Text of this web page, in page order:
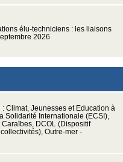
élu-techniciens : les liaisons
2026
: Climat, Jeunesses et Education à
Solidarité Internationale (ECSI),
DCOL (Dispositif
Outre-mer -